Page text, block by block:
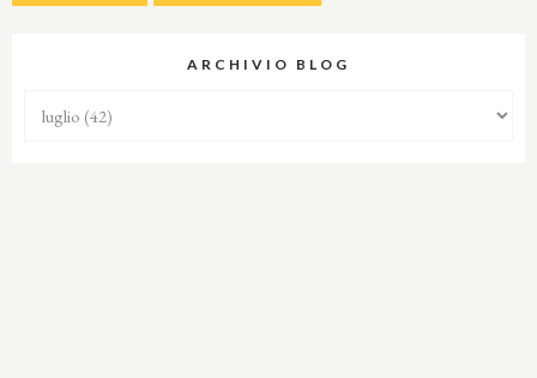
ARCHIVIO BLOG